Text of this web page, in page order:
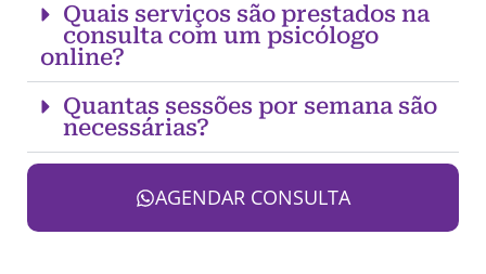
Quais serviços são prestados na
consulta com um psicólogo
online?
Quantas sessões por semana são
necessárias?
AGENDAR CONSULTA